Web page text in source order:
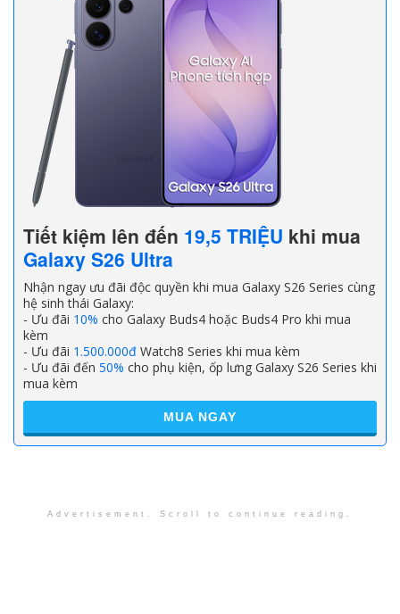
Tiết kiệm lên đến 19,5 TRIỆU khi mua
Galaxy S26 Ultra
Nhận ngay ưu đãi độc quyền khi mua Galaxy S26 Series cùng
hệ sinh thái Galaxy:
- Ưu đãi 10% cho Galaxy Buds4 hoặc Buds4 Pro khi mua
kèm
- Ưu đãi 1.500.000đ Watch8 Series khi mua kèm
- Ưu đãi đến 50% cho phụ kiện, ốp lưng Galaxy S26 Series khi
mua kèm
MUA NGAY
Advertisement. Scroll to continue reading.